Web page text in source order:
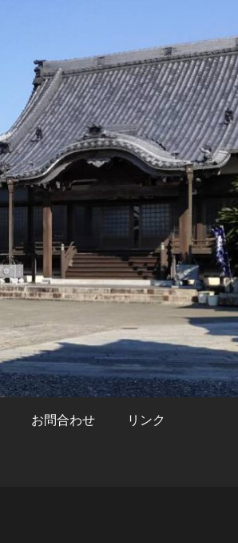
お問合わせ リンク